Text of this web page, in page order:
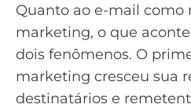
Quanto ao e-mail como
marketing, o que
dois fenômenos. O
marketing cresceu sua
destinatários e